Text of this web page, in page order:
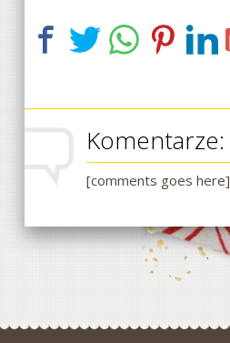
Komentarze:
[comments goes here]